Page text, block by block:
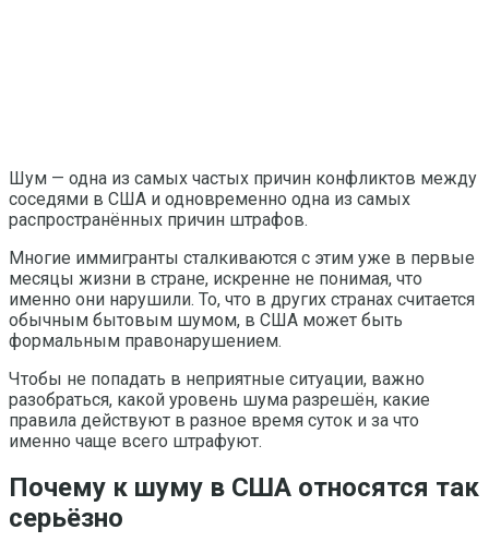
Шум — одна из самых частых причин конфликтов между
соседями в США и одновременно одна из самых
распространённых причин штрафов.
Многие иммигранты сталкиваются с этим уже в первые
месяцы жизни в стране, искренне не понимая, что
именно они нарушили. То, что в других странах считается
обычным бытовым шумом, в США может быть
формальным правонарушением.
Чтобы не попадать в неприятные ситуации, важно
разобраться, какой уровень шума разрешён, какие
правила действуют в разное время суток и за что
именно чаще всего штрафуют.
Почему к шуму в США относятся так
серьёзно